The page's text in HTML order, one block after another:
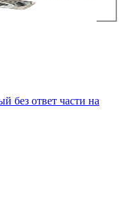
без ответ части на